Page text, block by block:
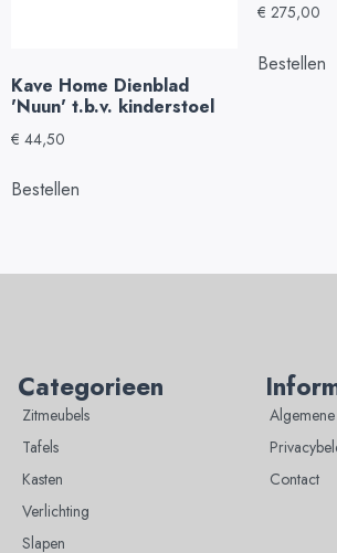
Kave Home Dienblad
'Nuun' t.b.v. kinderstoel
€ 44,50
Bestellen
€ 275,00
Bestellen
Categorieen
Zitmeubels
Tafels
Kasten
Verlichting
Slapen
Contact